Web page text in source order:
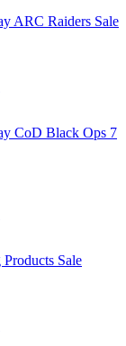
ARC Raiders Sale
CoD Black Ops 7
Sale